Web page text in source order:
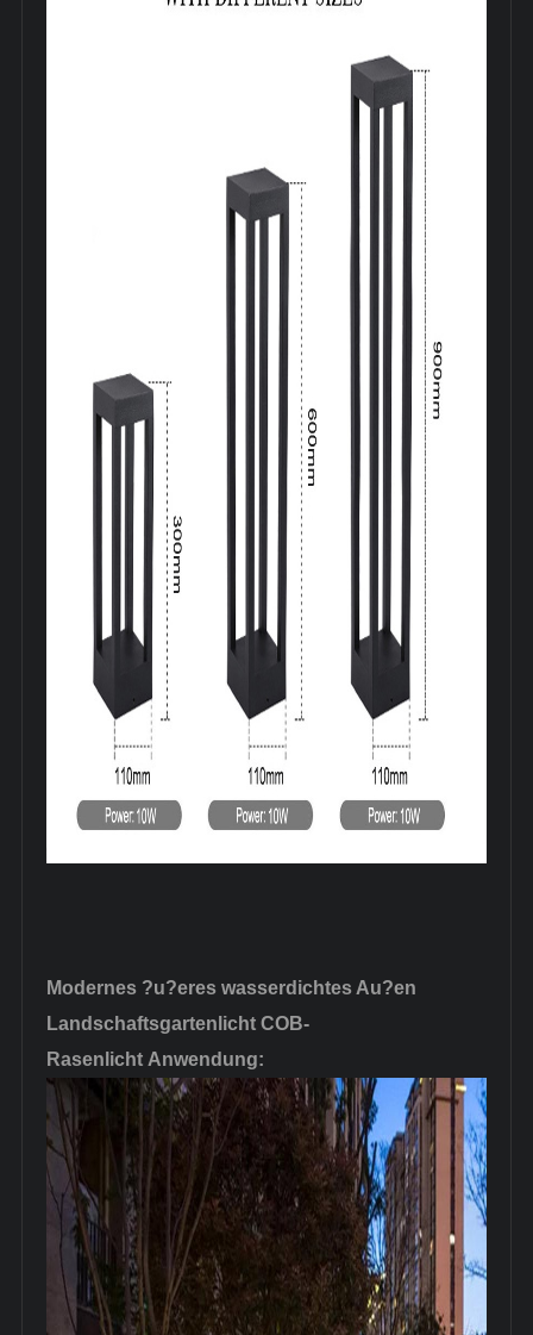
Modernes ?u?eres wasserdichtes Au?en
Landschaftsgartenlicht COB-
RasenlichtAnwendung: